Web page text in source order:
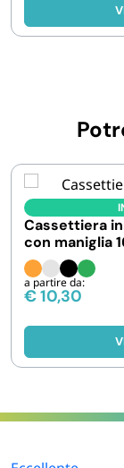
Cassettiera
con maniglia
COLORI
a partire da:
€10,30